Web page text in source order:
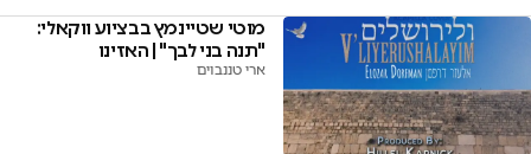
מוטי שטיינמץ בבציוע ווקאלי:
"תנה בני לבך" | האזינו
ארי טננבוים